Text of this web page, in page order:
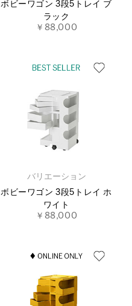
ボビーワゴン 3段5トレイ ブ
ラック
￥88,000
バリエーション
ボビーワゴン 3段5トレイ ホ
ワイト
￥88,000